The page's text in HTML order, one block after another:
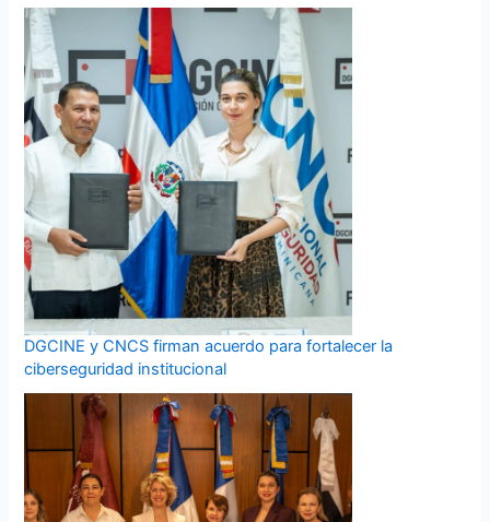
DGCINE y CNCS firman acuerdo para fortalecer la
ciberseguridad institucional